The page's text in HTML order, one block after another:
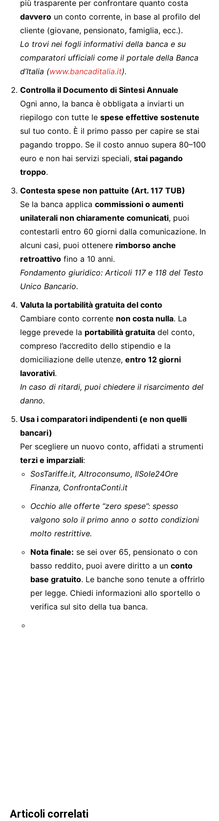
più trasparente per confrontare quanto costa
davvero un conto corrente, in base al profilo del
cliente (giovane, pensionato, famiglia, ecc.).
Lo trovi nei fogli informativi della banca e su
comparatori ufficiali come il portale della Banca
d’Italia (www.bancaditalia.it).
Controlla il Documento di Sintesi Annuale
Ogni anno, la banca è obbligata a inviarti un
riepilogo con tutte le spese effettive sostenute
sul tuo conto. È il primo passo per capire se stai
pagando troppo. Se il costo annuo supera 80–100
euro e non hai servizi speciali, stai pagando
troppo.
Contesta spese non pattuite (Art. 117 TUB)
Se la banca applica commissioni o aumenti
unilaterali non chiaramente comunicati, puoi
contestarli entro 60 giorni dalla comunicazione. In
alcuni casi, puoi ottenere rimborso anche
retroattivo fino a 10 anni.
Fondamento giuridico: Articoli 117 e 118 del Testo
Unico Bancario.
Valuta la portabilità gratuita del conto
Cambiare conto corrente non costa nulla. La
legge prevede la portabilità gratuita del conto,
compreso l’accredito dello stipendio e la
domiciliazione delle utenze, entro 12 giorni
lavorativi.
In caso di ritardi, puoi chiedere il risarcimento del
danno.
Usa i comparatori indipendenti (e non quelli
bancari)
Per scegliere un nuovo conto, affidati a strumenti
terzi e imparziali:
SosTariffe.it, Altroconsumo, IlSole24Ore
Finanza, ConfrontaConti.it
Occhio alle offerte “zero spese”: spesso
valgono solo il primo anno o sotto condizioni
molto restrittive.
Nota finale: se sei over 65, pensionato o con
basso reddito, puoi avere diritto a un conto
base gratuito. Le banche sono tenute a offrirlo
per legge. Chiedi informazioni allo sportello o
verifica sul sito della tua banca.
Articoli correlati